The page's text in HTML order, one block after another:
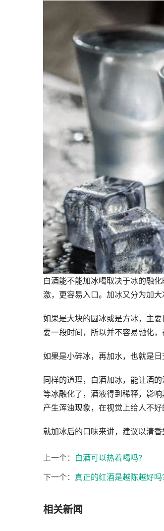
白酒能不能加冰喝取决于冰的融
激，更容易入口。加冰又分为加大
如果是大块的圆冰或是方冰，主
要一段时间，所以并不容易融化
如果是小碎冰，再加水，也就是
同样的道理，白酒加冰，能让酒
等冰融化了，酒液得到稀释，影
产生浑浊现象，在视觉上给人不好
就加冰后的口味来讲，建议以清
上一个： 白酒可以热着喝吗?
下一个： 真正的红酒是越陈越好吗
相关新闻